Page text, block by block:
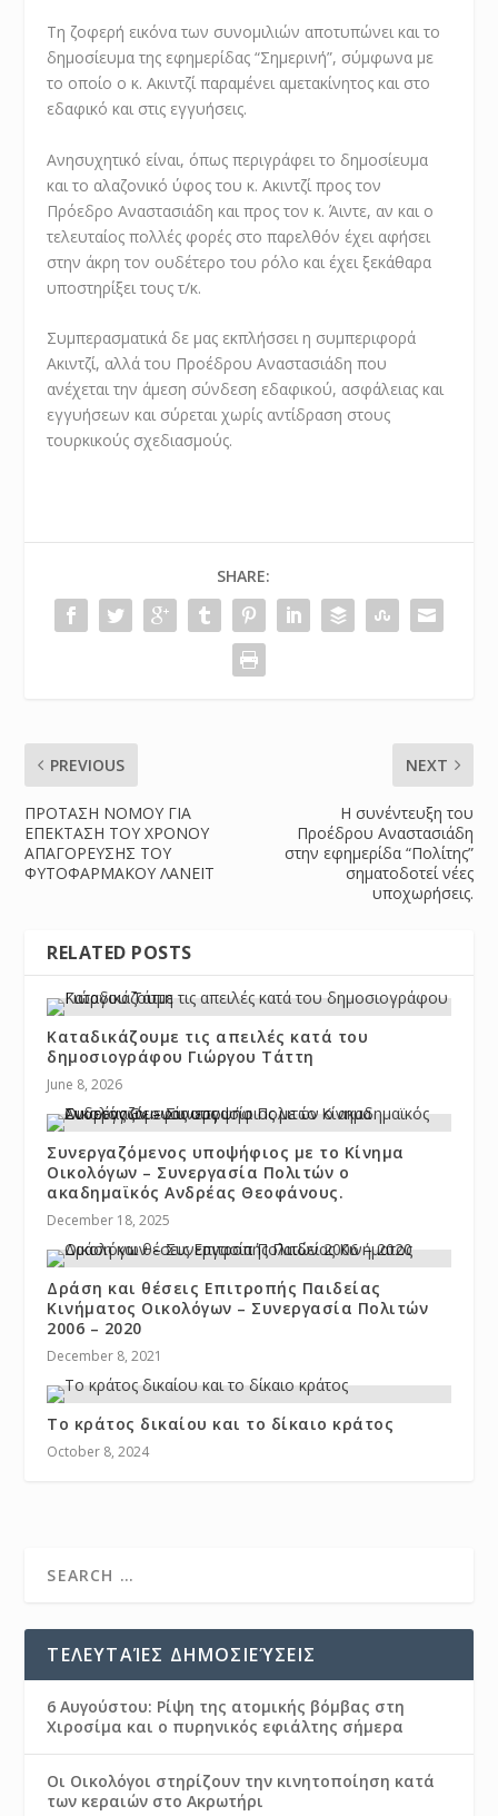
Τη ζοφερή εικόνα των συνομιλιών αποτυπώνει και το
δημοσίευμα της εφημερίδας “Σημερινή”, σύμφωνα με
το οποίο ο κ. Ακιντζί παραμένει αμετακίνητος και στο
εδαφικό και στις εγγυήσεις.
Ανησυχητικό είναι, όπως περιγράφει το δημοσίευμα
και το αλαζονικό ύφος του κ. Ακιντζί προς τον
Πρόεδρο Αναστασιάδη και προς τον κ. Άιντε, αν και ο
τελευταίος πολλές φορές στο παρελθόν έχει αφήσει
στην άκρη τον ουδέτερο του ρόλο και έχει ξεκάθαρα
υποστηρίξει τους τ/κ.
Συμπερασματικά δε μας εκπλήσσει η συμπεριφορά
Ακιντζί, αλλά του Προέδρου Αναστασιάδη που
ανέχεται την άμεση σύνδεση εδαφικού, ασφάλειας και
εγγυήσεων και σύρεται χωρίς αντίδραση στους
τουρκικούς σχεδιασμούς.
SHARE:
PREVIOUS
ΠΡΟΤΑΣΗ ΝΟΜΟΥ ΓΙΑ
ΕΠΕΚΤΑΣΗ ΤΟΥ ΧΡΟΝΟΥ
ΑΠΑΓΟΡΕΥΣΗΣ ΤΟΥ
ΦΥΤΟΦΑΡΜΑΚΟΥ ΛΑΝΕΪΤ
NEXT
Η συνέντευξη του
Προέδρου Αναστασιάδη
στην εφημερίδα “Πολίτης”
σηματοδοτεί νέες
υποχωρήσεις.
RELATED POSTS
Καταδικάζουμε τις απειλές κατά του
δημοσιογράφου Γιώργου Τάττη
June 8, 2026
Συνεργαζόμενος υποψήφιος με το Κίνημα
Οικολόγων – Συνεργασία Πολιτών ο
ακαδημαϊκός Ανδρέας Θεοφάνους.
December 18, 2025
Δράση και θέσεις Επιτροπής Παιδείας
Κινήματος Οικολόγων – Συνεργασία Πολιτών
2006 – 2020
December 8, 2021
Το κράτος δικαίου και το δίκαιο κράτος
October 8, 2024
ΤΕΛΕΥΤΑΊΕΣ ΔΗΜΟΣΙΕΎΣΕΙΣ
6 Αυγούστου: Ρίψη της ατομικής βόμβας στη
Χιροσίμα και ο πυρηνικός εφιάλτης σήμερα
Οι Οικολόγοι στηρίζουν την κινητοποίηση κατά
των κεραιών στο Ακρωτήρι